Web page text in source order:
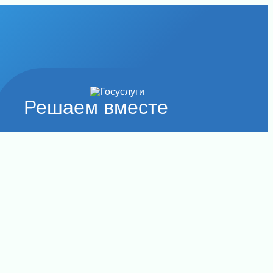
Решаем вместе